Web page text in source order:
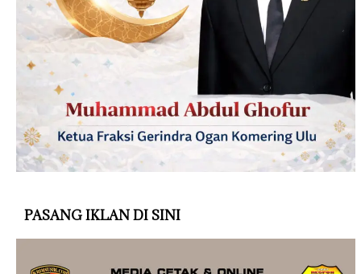
PASANG IKLAN DI SINI